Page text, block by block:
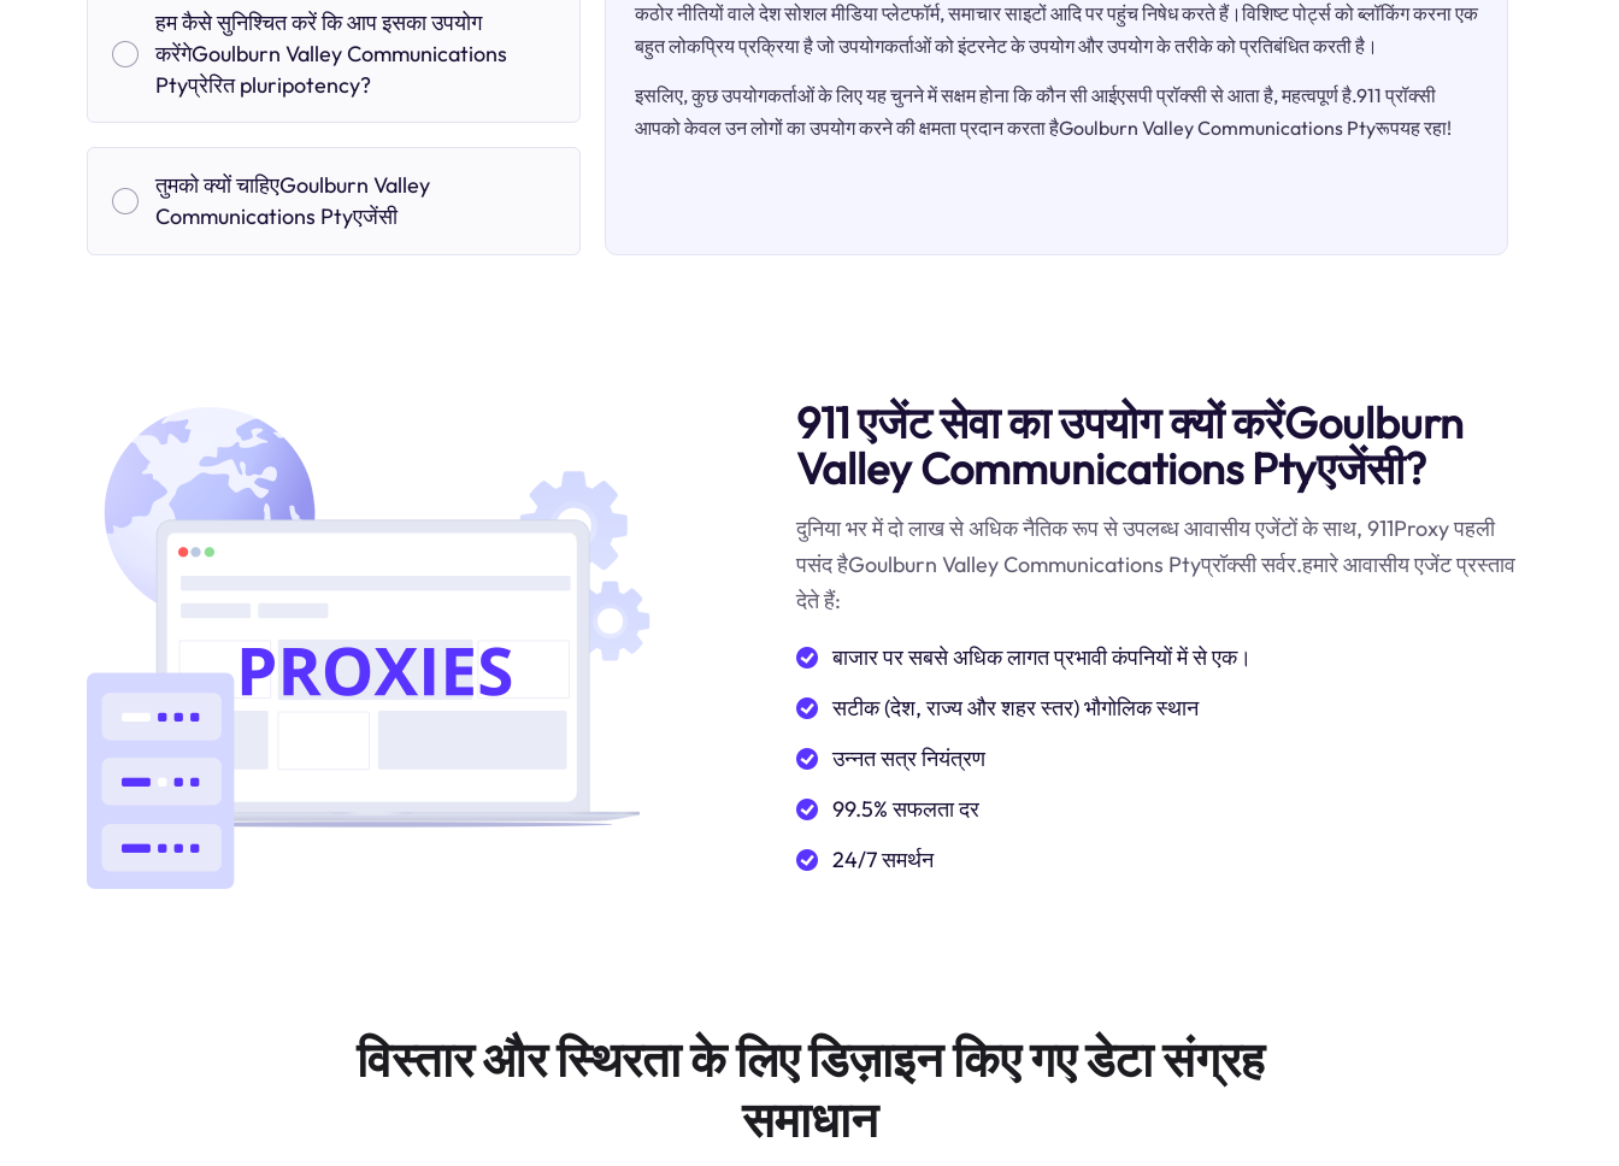
हम कैसे सुनिश्चित करें कि आप इसका उपयोग
करेंगेGoulburn Valley Communications
Ptyप्रेरित pluripotency?
तुमको क्यों चाहिएGoulburn Valley
Communications Ptyएजेंसी
कठोर नीतियों वाले देश सोशल मीडिया प्लेटफॉर्म, समाचार साइटों आदि पर पहुंच निषेध करते हैं।विशिष्ट पोर्ट्स को ब्लॉकिंग करना एक
बहुत लोकप्रिय प्रक्रिया है जो उपयोगकर्ताओं को इंटरनेट के उपयोग और उपयोग के तरीके को प्रतिबंधित करती है।
इसलिए, कुछ उपयोगकर्ताओं के लिए यह चुनने में सक्षम होना कि कौन सी आईएसपी प्रॉक्सी से आता है, महत्वपूर्ण है.911 प्रॉक्सी
आपको केवल उन लोगों का उपयोग करने की क्षमता प्रदान करता हैGoulburn Valley Communications Ptyरूपयह रहा!
911 एजेंट सेवा का उपयोग क्यों करेंGoulburn
Valley Communications Ptyएजेंसी?
दुनिया भर में दो लाख से अधिक नैतिक रूप से उपलब्ध आवासीय एजेंटों के साथ, 911Proxy पहली
पसंद हैGoulburn Valley Communications Ptyप्रॉक्सी सर्वर.हमारे आवासीय एजेंट प्रस्ताव
देते हैं:
बाजार पर सबसे अधिक लागत प्रभावी कंपनियों में से एक।
सटीक (देश, राज्य और शहर स्तर) भौगोलिक स्थान
उन्नत सत्र नियंत्रण
99.5% सफलता दर
24/7 समर्थन
विस्तार और स्थिरता के लिए डिज़ाइन किए गए डेटा संग्रह
समाधान